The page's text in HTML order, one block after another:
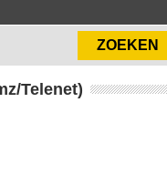
Telenet)